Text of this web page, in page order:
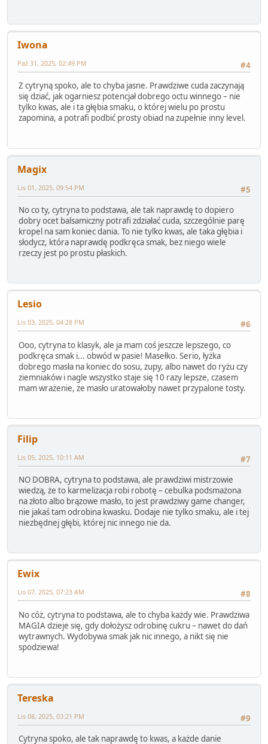
Iwona
#4
Paź 31, 2025, 02:49 PM
Z cytryną spoko, ale to chyba jasne. Prawdziwe cuda zaczynają
się dziać, jak ogarniesz potencjał dobrego octu winnego – nie
tylko kwas, ale i ta głębia smaku, o której wielu po prostu
zapomina, a potrafi podbić prosty obiad na zupełnie inny level.
Magix
#5
Lis 01, 2025, 09:54 PM
No co ty, cytryna to podstawa, ale tak naprawdę to dopiero
dobry ocet balsamiczny potrafi zdziałać cuda, szczególnie parę
kropel na sam koniec dania. To nie tylko kwas, ale taka głębia i
słodycz, która naprawdę podkręca smak, bez niego wiele
rzeczy jest po prostu płaskich.
Lesio
#6
Lis 03, 2025, 04:28 PM
Ooo, cytryna to klasyk, ale ja mam coś jeszcze lepszego, co
podkręca smak i... obwód w pasie! Masełko. Serio, łyżka
dobrego masła na koniec do sosu, zupy, albo nawet do ryżu czy
ziemniaków i nagle wszystko staje się 10 razy lepsze, czasem
mam wrażenie, że masło uratowałoby nawet przypalone tosty.
Filip
#7
Lis 05, 2025, 10:11 AM
NO DOBRA, cytryna to podstawa, ale prawdziwi mistrzowie
wiedzą, że to karmelizacja robi robotę – cebulka podsmażona
na złoto albo brązowe masło, to jest prawdziwy game changer,
nie jakaś tam odrobina kwasku. Dodaje nie tylko smaku, ale i tej
niezbędnej głębi, której nic innego nie da.
Ewix
#8
Lis 07, 2025, 07:23 AM
No cóż, cytryna to podstawa, ale to chyba każdy wie. Prawdziwa
MAGIA dzieje się, gdy dołożysz odrobinę cukru – nawet do dań
wytrawnych. Wydobywa smak jak nic innego, a nikt się nie
spodziewa!
Tereska
#9
Lis 08, 2025, 03:21 PM
Cytryna spoko, ale tak naprawdę to kwas, a każde danie